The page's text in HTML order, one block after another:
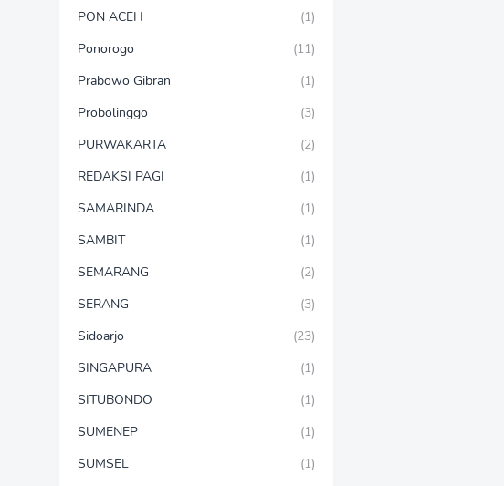
PON ACEH
(1)
Ponorogo
(11)
Prabowo Gibran
(1)
Probolinggo
(3)
PURWAKARTA
(2)
REDAKSI PAGI
(1)
SAMARINDA
(1)
SAMBIT
(1)
SEMARANG
(2)
SERANG
(3)
Sidoarjo
(23)
SINGAPURA
(1)
SITUBONDO
(1)
SUMENEP
(1)
SUMSEL
(1)